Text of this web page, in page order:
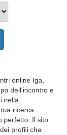
online Iga,
dell'incontro e
nella
ricerca
perfetto. Il sito
profili che